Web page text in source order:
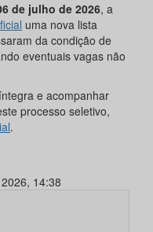
de julho de 2026, a
uma nova lista
da condição de
eventuais vagas não
e acompanhar
processo seletivo,
.
14:38